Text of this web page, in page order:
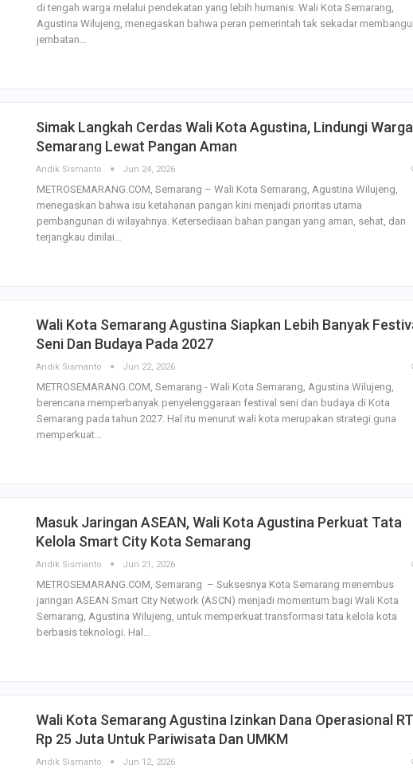
di tengah warga melalui pendekatan yang lebih humanis. Wali Kota Semarang,
Agustina Wilujeng, menegaskan bahwa peran pemerintah tak sekadar
jembatan…
Simak Langkah Cerdas Wali Kota Agustina, Lindungi Warga
Semarang Lewat Pangan Aman
Andik Sismanto Jun 24, 2026
METROSEMARANG.COM, Semarang – Wali Kota Semarang, Agustina Wilujeng,
menegaskan bahwa isu ketahanan pangan kini menjadi prioritas utama
pembangunan di wilayahnya. Ketersediaan bahan pangan yang aman, sehat, dan
terjangkau dinilai…
Wali Kota Semarang Agustina Siapkan Lebih Banyak
Seni Dan Budaya Pada 2027
Andik Sismanto Jun 22, 2026
METROSEMARANG.COM, Semarang - Wali Kota Semarang, Agustina Wilujeng,
berencana memperbanyak penyelenggaraan festival seni dan budaya di Kota
Semarang pada tahun 2027. Hal itu menurut wali kota merupakan strategi guna
memperkuat…
Masuk Jaringan ASEAN, Wali Kota Agustina Perkuat Tata
Kelola Smart City Kota Semarang
Andik Sismanto Jun 21, 2026
METROSEMARANG.COM, Semarang – Suksesnya Kota Semarang menembus
jaringan ASEAN Smart City Network (ASCN) menjadi momentum bagi Wali Kota
Semarang, Agustina Wilujeng, untuk memperkuat transformasi tata kelola kota
berbasis teknologi. Hal…
Wali Kota Semarang Agustina Izinkan Dana Operasional RT
Rp 25 Juta Untuk Pariwisata Dan UMKM
Andik Sismanto Jun 12, 2026